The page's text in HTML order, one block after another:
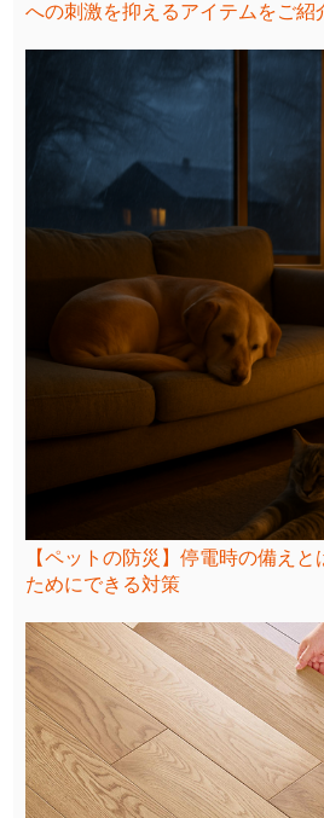
への刺激を抑えるアイテムをご紹
【ペットの防災】停電時の備え
ためにできる対策